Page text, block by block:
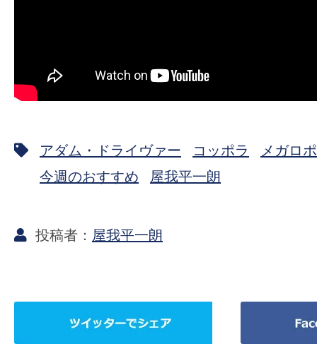
アダム・ドライヴァー コッポラ
メガロ
今週のおすすめ
屋我平一朗
屋我平一朗